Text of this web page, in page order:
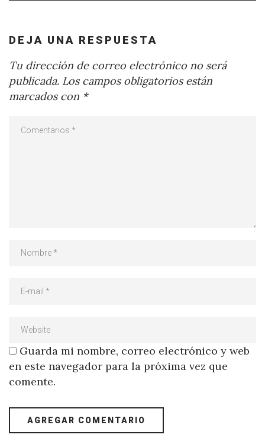
DEJA UNA RESPUESTA
Tu dirección de correo electrónico no será
publicada. Los campos obligatorios están
marcados con *
Guarda mi nombre, correo electrónico y web
en este navegador para la próxima vez que
comente.